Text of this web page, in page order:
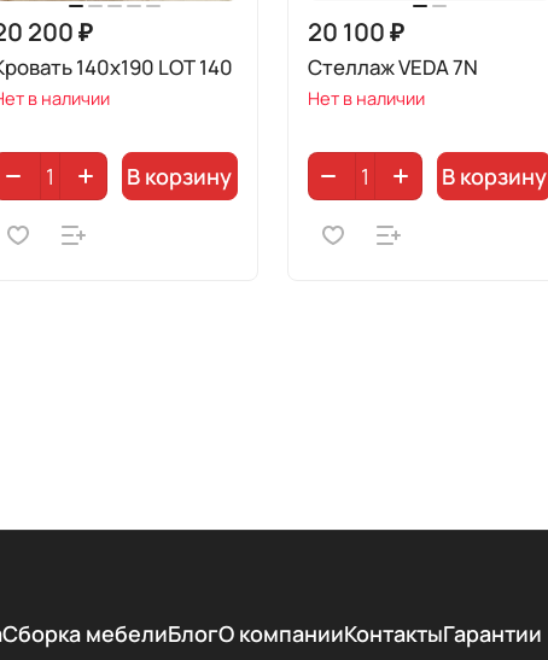
200 ₽
140х190 LOT 140
в наличии
В корзину
20 100 ₽
Стеллаж VEDA 7N
Нет в наличии
В корзину
Сборка мебелиБлогО компанииКонтактыГарантии